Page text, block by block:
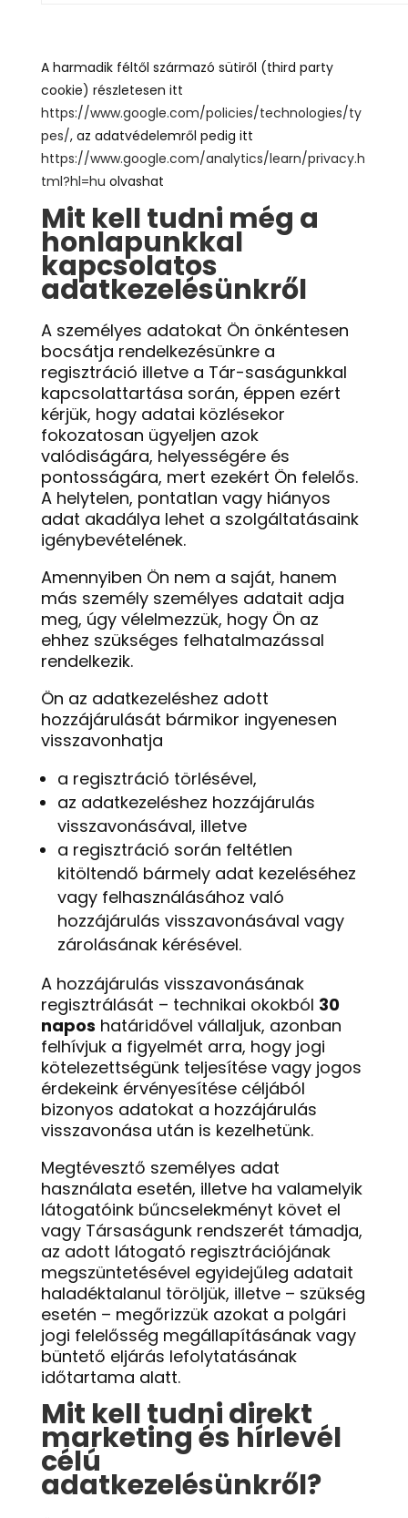
A harmadik féltől származó sütiről (third party
cookie) részletesen itt
https://www.google.com/policies/technologies/ty
pes/, az adatvédelemről pedig itt
https://www.google.com/analytics/learn/privacy.h
tml?hl=hu olvashat
Mit kell tudni még a
honlapunkkal
kapcsolatos
adatkezelésünkről
A személyes adatokat Ön önkéntesen
bocsátja rendelkezésünkre a
regisztráció illetve a Tár-saságunkkal
kapcsolattartása során, éppen ezért
kérjük, hogy adatai közlésekor
fokozatosan ügyeljen azok
valódiságára, helyességére és
pontosságára, mert ezekért Ön felelős.
A helytelen, pontatlan vagy hiányos
adat akadálya lehet a szolgáltatásaink
igénybevételének.
Amennyiben Ön nem a saját, hanem
más személy személyes adatait adja
meg, úgy vélelmezzük, hogy Ön az
ehhez szükséges felhatalmazással
rendelkezik.
Ön az adatkezeléshez adott
hozzájárulását bármikor ingyenesen
visszavonhatja
a regisztráció törlésével,
az adatkezeléshez hozzájárulás
visszavonásával, illetve
a regisztráció során feltétlen
kitöltendő bármely adat kezeléséhez
vagy felhasználásához való
hozzájárulás visszavonásával vagy
zárolásának kérésével.
A hozzájárulás visszavonásának
regisztrálását – technikai okokból 30
napos határidővel vállaljuk, azonban
felhívjuk a figyelmét arra, hogy jogi
kötelezettségünk teljesítése vagy jogos
érdekeink érvényesítése céljából
bizonyos adatokat a hozzájárulás
visszavonása után is kezelhetünk.
Megtévesztő személyes adat
használata esetén, illetve ha valamelyik
látogatóink bűncselekményt követ el
vagy Társaságunk rendszerét támadja,
az adott látogató regisztrációjának
megszüntetésével egyidejűleg adatait
haladéktalanul töröljük, illetve – szükség
esetén – megőrizzük azokat a polgári
jogi felelősség megállapításának vagy
büntető eljárás lefolytatásának
időtartama alatt.
Mit kell tudni direkt
marketing és hírlevél
célú
adatkezelésünkről?